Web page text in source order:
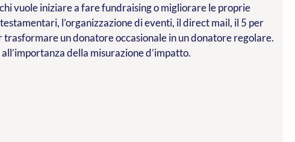
vuole iniziare a fare fundraising o migliorare le proprie
l’organizzazione di eventi, il direct mail, il 5 per
un donatore occasionale in un donatore regolare.
della misurazione d’impatto.